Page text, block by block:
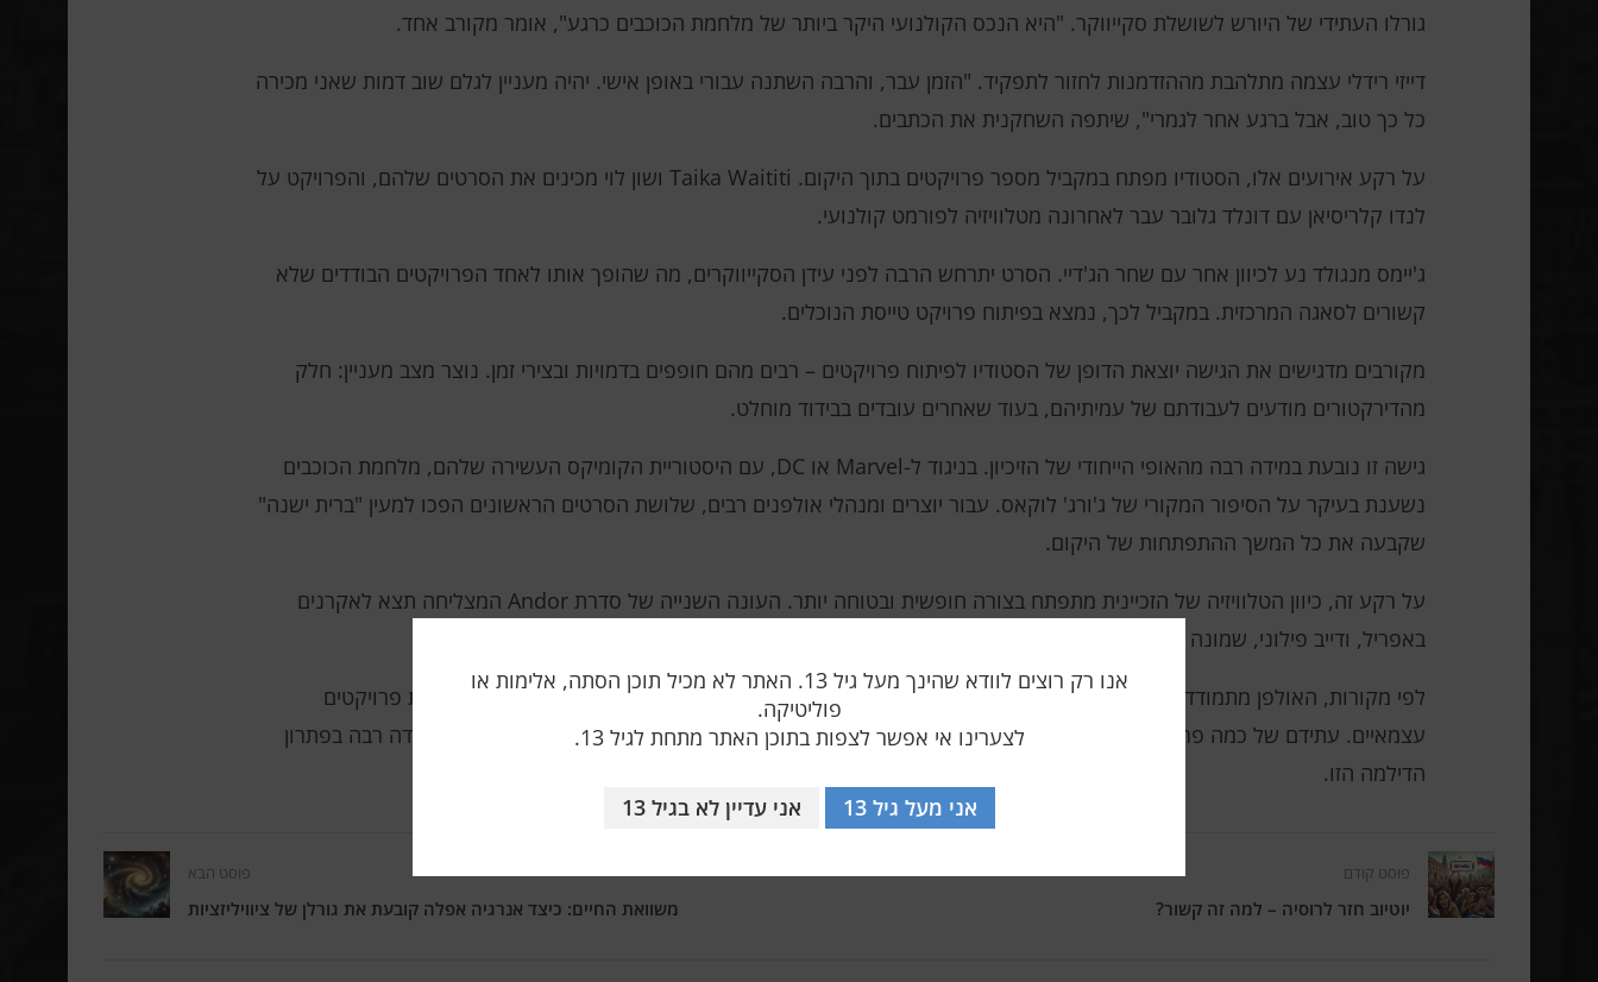
אנו רק רוצים לוודא שהינך מעל גיל 13. האתר לא מכיל תוכן הסתה, אלימות או
פוליטיקה.
לצערינו אי אפשר לצפות בתוכן האתר מתחת לגיל 13.
אני מעל גיל 13 אני עדיין לא בגיל 13
גורלו העתידי של היורש לשושלת סקייווקר. "היא הנכס הקולנועי היקר ביותר של מלחמת הכוכבים כרגע", אומר מקורב אחד.
דייזי רידלי עצמה מתלהבת מההזדמנות לחזור לתפקיד. "הזמן עבר, והרבה השתנה עבורי באופן אישי. יהיה מעניין לגלם שוב דמות שאני מכירה
כל כך טוב, אבל ברגע אחר לגמרי", שיתפה השחקנית את הכתבים.
על רקע אירועים אלו, הסטודיו מפתח במקביל מספר פרויקטים בתוך היקום. Taika Waititi ושון לוי מכינים את הסרטים שלהם, והפרויקט על
לנדו קלריסיאן עם דונלד גלובר עבר לאחרונה מטלוויזיה לפורמט קולנועי.
ג'יימס מנגולד נע לכיוון אחר עם שחר הג'דיי. הסרט יתרחש הרבה לפני עידן הסקייווקרים, מה שהופך אותו לאחד הפרויקטים הבודדים שלא
קשורים לסאגה המרכזית. במקביל לכך, נמצא בפיתוח פרויקט טייסת הנוכלים.
מקורבים מדגישים את הגישה יוצאת הדופן של הסטודיו לפיתוח פרויקטים – רבים מהם חופפים בדמויות ובצירי זמן. נוצר מצב מעניין: חלק
מהדירקטורים מודעים לעבודתם של עמיתיהם, בעוד שאחרים עובדים בבידוד מוחלט.
גישה זו נובעת במידה רבה מהאופי הייחודי של הזיכיון. בניגוד ל-Marvel או DC, עם היסטוריית הקומיקס העשירה שלהם, מלחמת הכוכבים
נשענת בעיקר על הסיפור המקורי של ג'ורג' לוקאס. עבור יוצרים ומנהלי אולפנים רבים, שלושת הסרטים הראשונים הפכו למעין "ברית ישנה"
שקבעה את כל המשך ההתפתחות של היקום.
על רקע זה, כיוון הטלוויזיה של הזכיינית מתפתח בצורה חופשית ובטוחה יותר. העונה השנייה של סדרת Andor המצליחה תצא לאקרנים
באפריל, ודייב פילוני, שמונה לאחרונה למנהל הקריאייטיב הראשי של Lucasfilm, ממשיך לפתח פינה משלו ביקום.
לפי מקורות, האולפן מתמודד עם שאלה מהותית: האם להמשיך את סאגת סקייווקר דרך הסיפור של ריי או להתמקד ביצירת פרויקטים
עצמאיים. עתידם של כמה פרויקטים בו-זמנית והכיוון שאליו יתפתח אחד היקומים הקולנועיים הפופולריים ביותר תלויים במידה רבה בפתרון
הדילמה הזו.
פוסט קודם
יוטיוב חזר לרוסיה – למה זה קשור?
פוסט הבא
משוואת החיים: כיצד אנרגיה אפלה קובעת את גורלן של ציוויליזציות